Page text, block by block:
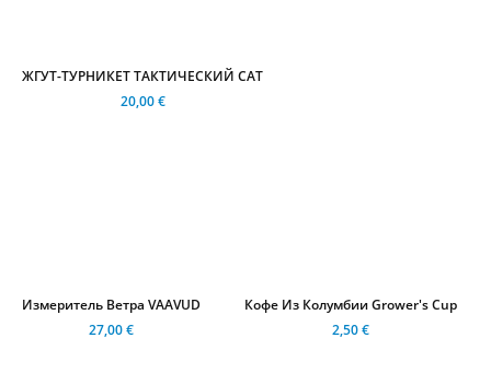
ЖГУТ-ТУРНИКЕТ ТАКТИЧЕСКИЙ CAT
20,00 €
Измеритель Ветра VAAVUD
27,00 €
Кофе Из Колумбии Grower's Cup
2,50 €